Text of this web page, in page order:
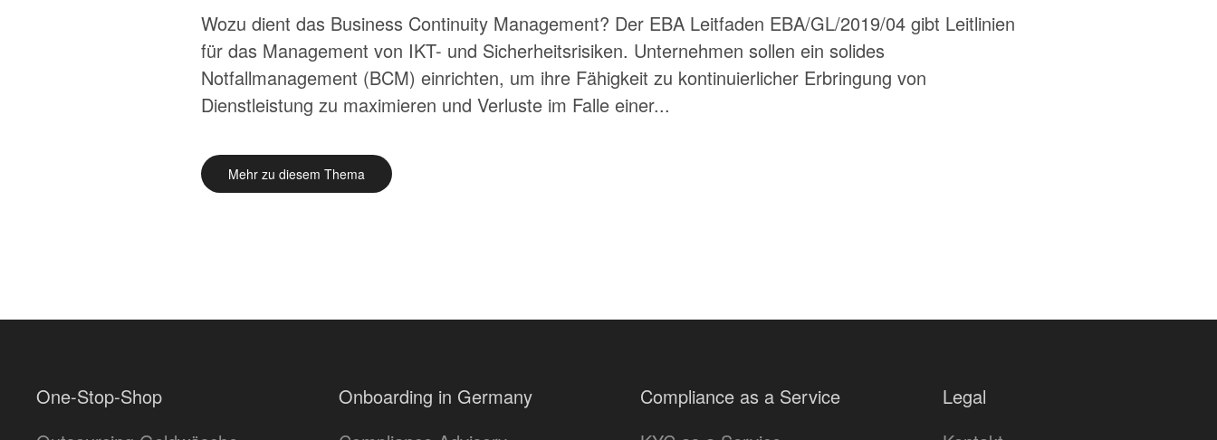
Wozu dient das Business Continuity Management? Der EBA Leitfaden EBA/GL/2019/04 gibt Leitlinien
für das Management von IKT- und Sicherheitsrisiken. Unternehmen sollen ein solides
Notfallmanagement (BCM) einrichten, um ihre Fähigkeit zu kontinuierlicher Erbringung von
Dienstleistung zu maximieren und Verluste im Falle einer...
Mehr zu diesem Thema
One-Stop-Shop
Onboarding in Germany
Compliance as a Service
Legal